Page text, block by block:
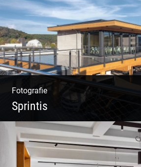
Fotografie
Sprintis
Wer will nicht dort arbeiten?